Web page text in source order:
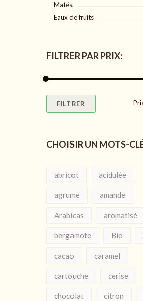
Matés
Eaux de fruits
FILTRER PAR PRIX:
FILTRER
CHOISIR UN MOTS-
abricot acidulée
agrume amande
Arabicas aromatisé
bergamote Bio
cacao caramel
cartouche cerise
chocolat citron